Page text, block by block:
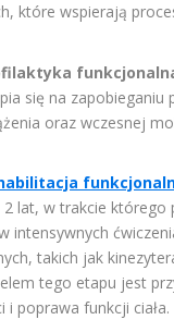
które wspierają
się na zapobieganiu
oraz wczesnej
lat, w trakcie którego
intensywnych
takich jak
tego etapu jest
i poprawa funkcji ciała.